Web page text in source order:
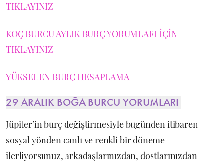
TIKLAYINIZ
KOÇ BURCU AYLIK BURÇ YORUMLARI İÇİN
TIKLAYINIZ
YÜKSELEN BURÇ HESAPLAMA
29 ARALIK BOĞA BURCU YORUMLARI
Jüpiter’in burç değiştirmesiyle bugünden itibaren
sosyal yönden canlı ve renkli bir döneme
ilerliyorsunuz, arkadaşlarınızdan, dostlarınızdan